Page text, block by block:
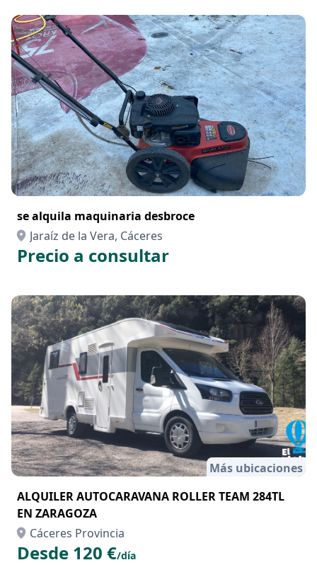
se alquila maquinaria desbroce
Jaraíz de la Vera, Cáceres
Precio a consultar
Más ubicaciones
ALQUILER AUTOCARAVANA ROLLER TEAM 284TL
EN ZARAGOZA
Cáceres Provincia
Desde 120 €/día